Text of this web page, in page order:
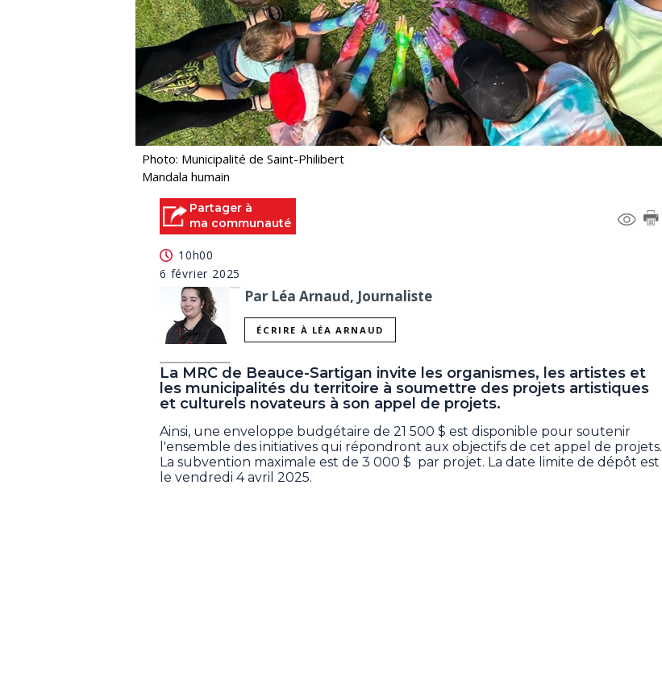
Photo: Municipalité de Saint-Philibert
Mandala humain
Partager à
ma communauté
10h00
6 février 2025
Par Léa Arnaud, Journaliste
ÉCRIRE À LÉA ARNAUD
La MRC de Beauce-Sartigan invite les organismes, les artistes et
les municipalités du territoire à soumettre des projets artistiques
et culturels novateurs à son appel de projets.
Ainsi, une enveloppe budgétaire de 21 500 $ est disponible pour soutenir
l'ensemble des initiatives qui répondront aux objectifs de cet appel de projets.
La subvention maximale est de 3 000 $ par projet. La date limite de dépôt est
le vendredi 4 avril 2025.